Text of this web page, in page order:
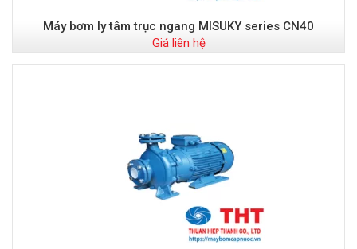
Máy bơm ly tâm trục ngang MISUKY series CN40
Giá liên hệ